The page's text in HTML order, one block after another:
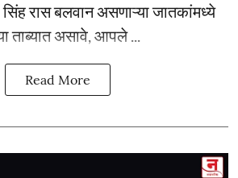
रास बलवान असणाऱ्या जातकांमध्ये
ताब्यात असावे, आपले ...
Read More